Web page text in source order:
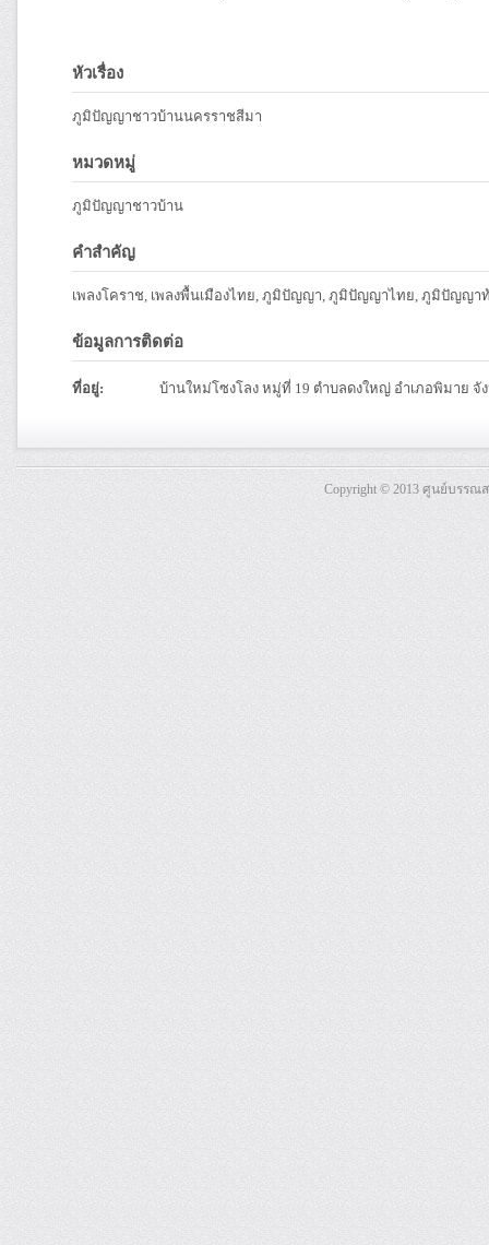
หัวเรื่อง
ภูมิปัญญาชาวบ้านนครราชสีมา
หมวดหมู่
ภูมิปัญญาชาวบ้าน
คำสำคัญ
เพลงโคราช, เพลงพื้นเมืองไทย, ภูมิปัญญา, ภูมิปัญญาไทย, ภูมิปัญญา
ข้อมูลการติดต่อ
ที่อยู่: บ้านใหม่โซงโลง หมู่ที่ 19 ตำบลดงใหญ่ อำเภอพิมาย จั
Copyright © 2013 ศูนย์บรร